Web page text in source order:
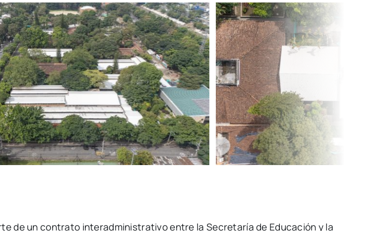
de un contrato interadministrativo entre la Secretaría de Educación y la